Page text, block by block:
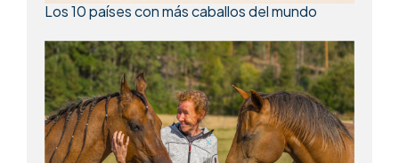
Los 10 países con más caballos del mundo